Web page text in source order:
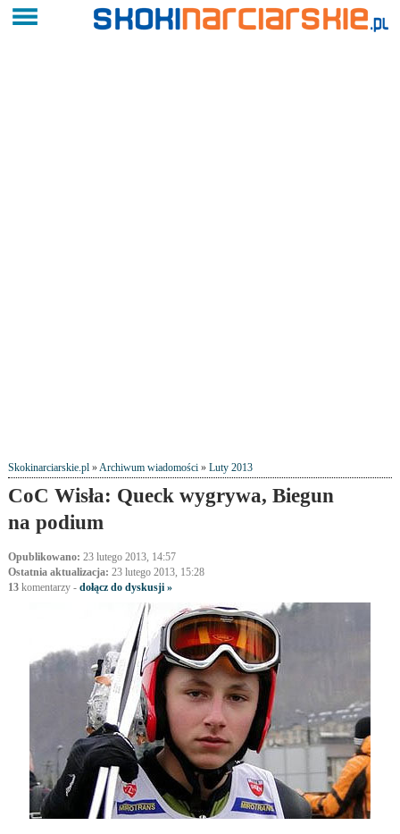
Skokinarciarskie.pl»Archiwum wiadomości» Luty 2013
CoC Wisła: Queck wygrywa, Biegun
na podium
Opublikowano: 23 lutego 2013, 14:57
Ostatnia aktualizacja: 23 lutego 2013, 15:28
13komentarzy- dołącz do dyskusji »